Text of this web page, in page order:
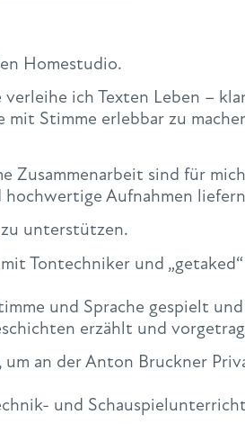
Homestudio.
ich Texten Leben –
Stimme erlebbar zu
Zusammenarbeit sind für
Aufnahmen
unterstützen.
Tontechniker und „getaked“
und Sprache gespielt
erzählt und
an der Anton Bruckner
und